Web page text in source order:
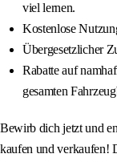
viel lernen.
Kostenlose
Übergesetzlicher
Rabatte auf
gesamten
Bewirb dich jetzt und
kaufen und verkaufen!